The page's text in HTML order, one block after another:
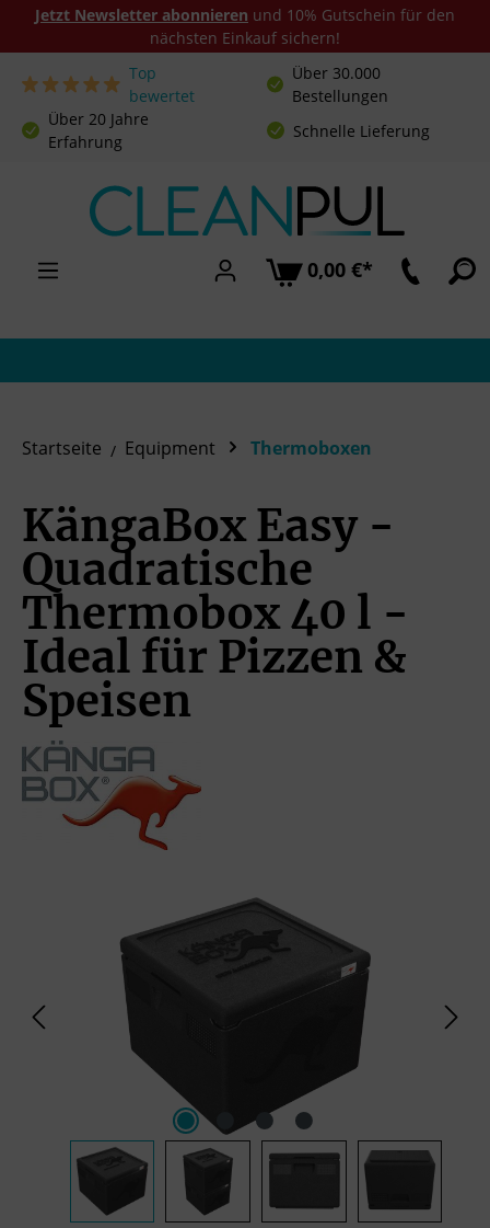
Zum Hauptinhalt springen
Top
bewertet
Über 30.000
Bestellungen
Über 20 Jahre
Erfahrung
Schnelle Lieferung
0,00 €*
Startseite Equipment Thermoboxen
KängaBox Easy -
Quadratische
Thermobox 40 l -
Ideal für Pizzen &
Speisen
Bildergalerie überspringen
Jetzt Newsletter abonnieren und 10% Gutschein für den
nächsten Einkauf sichern!